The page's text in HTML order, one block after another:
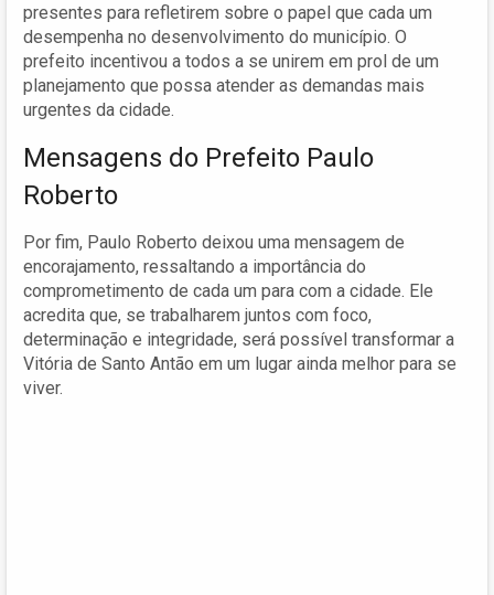
presentes para refletirem sobre o papel que cada um
desempenha no desenvolvimento do município. O
prefeito incentivou a todos a se unirem em prol de um
planejamento que possa atender as demandas mais
urgentes da cidade.
Mensagens do Prefeito Paulo
Roberto
Por fim, Paulo Roberto deixou uma mensagem de
encorajamento, ressaltando a importância do
comprometimento de cada um para com a cidade. Ele
acredita que, se trabalharem juntos com foco,
determinação e integridade, será possível transformar a
Vitória de Santo Antão em um lugar ainda melhor para se
viver.